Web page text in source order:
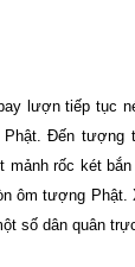
lượn tiếp tục
Đến tượng
mảnh rốc két
ôm tượng Phật.
số dân quân